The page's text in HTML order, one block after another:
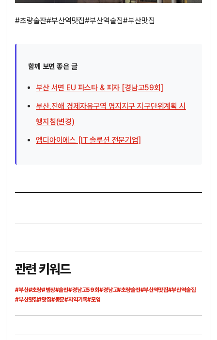
#초량술잔#부산역맛집#부산역술집#부산맛집
함께 보면 좋은 글
부산 서면 EU 파스타 & 피자 [경남고59회]
부산․진해 경제자유구역 명지지구 지구단위계획 시
행지침(변경)
엠디아이에스 [IT 솔루션 전문기업]
관련 키워드
#부산#초량#범상#술잔#경남고59회#경남고#초량술잔#부산역맛집#부산역술집
#부산맛집#맛집#동문#지역기록#모임